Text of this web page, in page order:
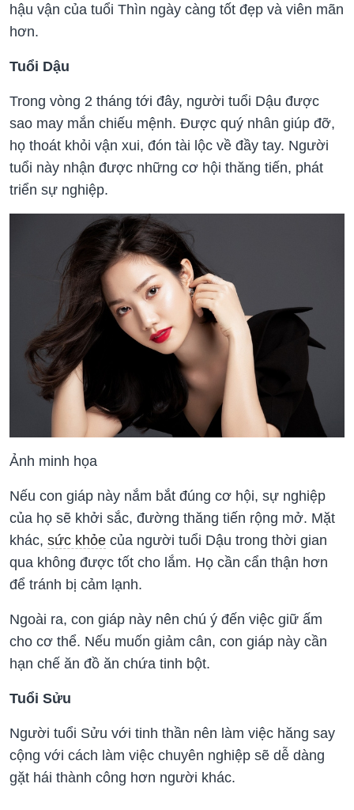
hậu vận của tuổi Thìn ngày càng tốt đẹp và viên mãn
hơn.
Tuổi Dậu
Trong vòng 2 tháng tới đây, người tuổi Dậu được
sao may mắn chiếu mệnh. Được quý nhân giúp đỡ,
họ thoát khỏi vận xui, đón tài lộc về đầy tay. Người
tuổi này nhận được những cơ hội thăng tiến, phát
triển sự nghiệp.
Ảnh minh họa
Nếu con giáp này nắm bắt đúng cơ hội, sự nghiệp
của họ sẽ khởi sắc, đường thăng tiến rộng mở. Mặt
khác, sức khỏe của người tuổi Dậu trong thời gian
qua không được tốt cho lắm. Họ cần cẩn thận hơn
để tránh bị cảm lạnh.
Ngoài ra, con giáp này nên chú ý đến việc giữ ấm
cho cơ thể. Nếu muốn giảm cân, con giáp này cần
hạn chế ăn đồ ăn chứa tinh bột.
Tuổi Sửu
Người tuổi Sửu với tinh thần nên làm việc hăng say
cộng với cách làm việc chuyên nghiệp sẽ dễ dàng
gặt hái thành công hơn người khác.